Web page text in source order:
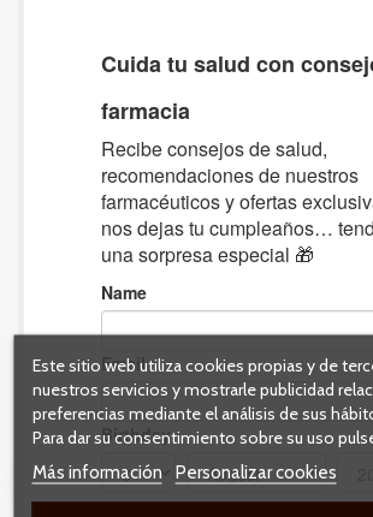
Este sitio web utiliza cookies propias y de
nuestros servicios y mostrarle publicidad
preferencias mediante el análisis de sus
Para dar su consentimiento sobre su uso
Más información
Personalizar cookies